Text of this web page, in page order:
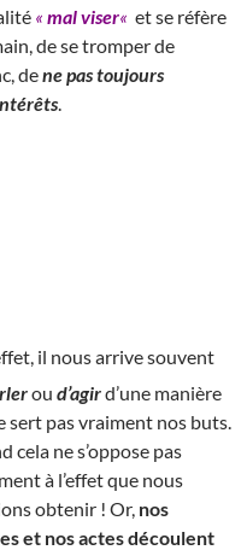
« mal viser« et se réfère
de se tromper de
dene pas toujours
il nous arrive souvent
ou d’agird’une manière
sert pas vraiment nos buts.
cela ne s’oppose pas
à l’effet que nous
obtenir ! Or, nos
et nos actes découlent